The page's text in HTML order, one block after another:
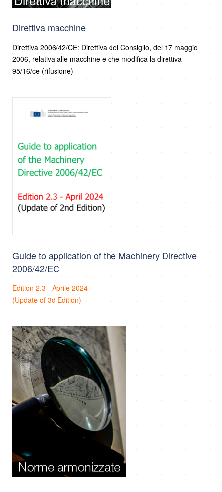
Direttiva macchine
Direttiva 2006/42/CE: Direttiva del Consiglio, del 17 maggio
2006, relativa alle macchine e che modifica la direttiva
95/16/ce (rifusione)
Guide to application of the Machinery Directive
2006/42/EC
Edition 2.3 - Aprile 2024
(Update of 3d Edition)